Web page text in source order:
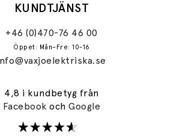
KUNDTJÄNST
+46 (0)470-76 46 00
Öppet: Mån–Fre: 10-16
4,8 i kundbetyg från
FacebookochGoogle